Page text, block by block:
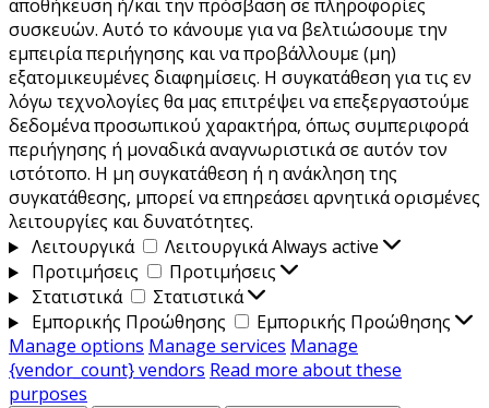
αποθήκευση ή/και την πρόσβαση σε πληροφορίες
συσκευών. Αυτό το κάνουμε για να βελτιώσουμε την
εμπειρία περιήγησης και να προβάλλουμε (μη)
εξατομικευμένες διαφημίσεις. Η συγκατάθεση για τις εν
λόγω τεχνολογίες θα μας επιτρέψει να επεξεργαστούμε
δεδομένα προσωπικού χαρακτήρα, όπως συμπεριφορά
περιήγησης ή μοναδικά αναγνωριστικά σε αυτόν τον
ιστότοπο. Η μη συγκατάθεση ή η ανάκληση της
συγκατάθεσης, μπορεί να επηρεάσει αρνητικά ορισμένες
λειτουργίες και δυνατότητες.
Λειτουργικά
ΛειτουργικάAlways active
Προτιμήσεις
Προτιμήσεις
Στατιστικά
Στατιστικά
Εμπορικής Προώθησης
Εμπορικής Προώθησης
Manage options Manage services Manage
{vendor_count} vendors Read more about these
purposes